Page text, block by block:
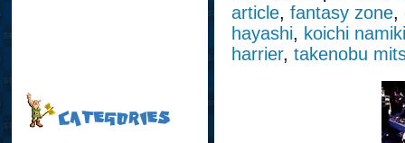
article,fantasy zone,
hayashi, koichi
harrier,takenobu
CATEGORIES